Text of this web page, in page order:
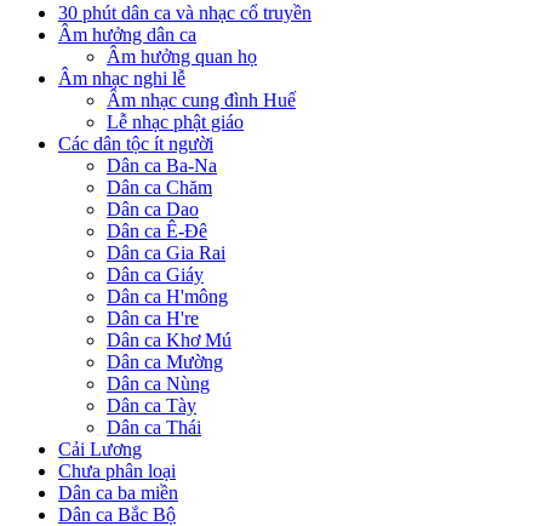
30 phút dân ca và nhạc cổ truyền
Âm hưởng dân ca
Âm hưởng quan họ
Âm nhạc nghi lễ
Âm nhạc cung đình Huế
Lễ nhạc phật giáo
Các dân tộc ít người
Dân ca Ba-Na
Dân ca Chăm
Dân ca Dao
Dân ca Ê-Đê
Dân ca Gia Rai
Dân ca Giáy
Dân ca H'mông
Dân ca H're
Dân ca Khơ Mú
Dân ca Mường
Dân ca Nùng
Dân ca Tày
Dân ca Thái
Cải Lương
Chưa phân loại
Dân ca ba miền
Dân ca Bắc Bộ